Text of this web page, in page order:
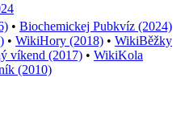
• Biochemickej Pubkvíz (2024)
• WikiHory (2018) • WikiBěžky
víkend (2017) • WikiKola
(2010)